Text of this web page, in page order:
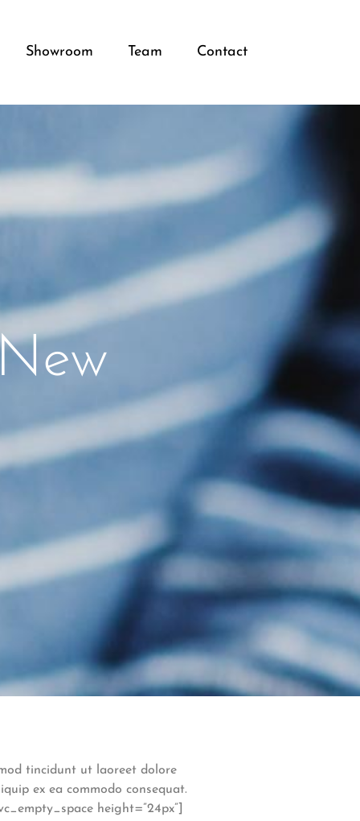
Showroom Team Contact
tincidunt ut laoreet dolore
ex ea commodo consequat.
height=”24px”]